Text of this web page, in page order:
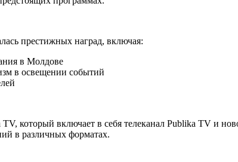
престижных наград, включая:
в Молдове
в освещении событий
который включает в себя телеканал Publika TV и
в различных форматах.